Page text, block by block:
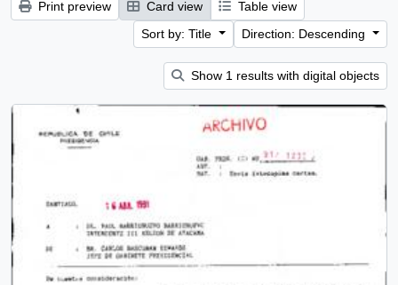
Print preview Card view
Table view
Sort by: Title
Direction: Descending
Show 1 results with digital objects